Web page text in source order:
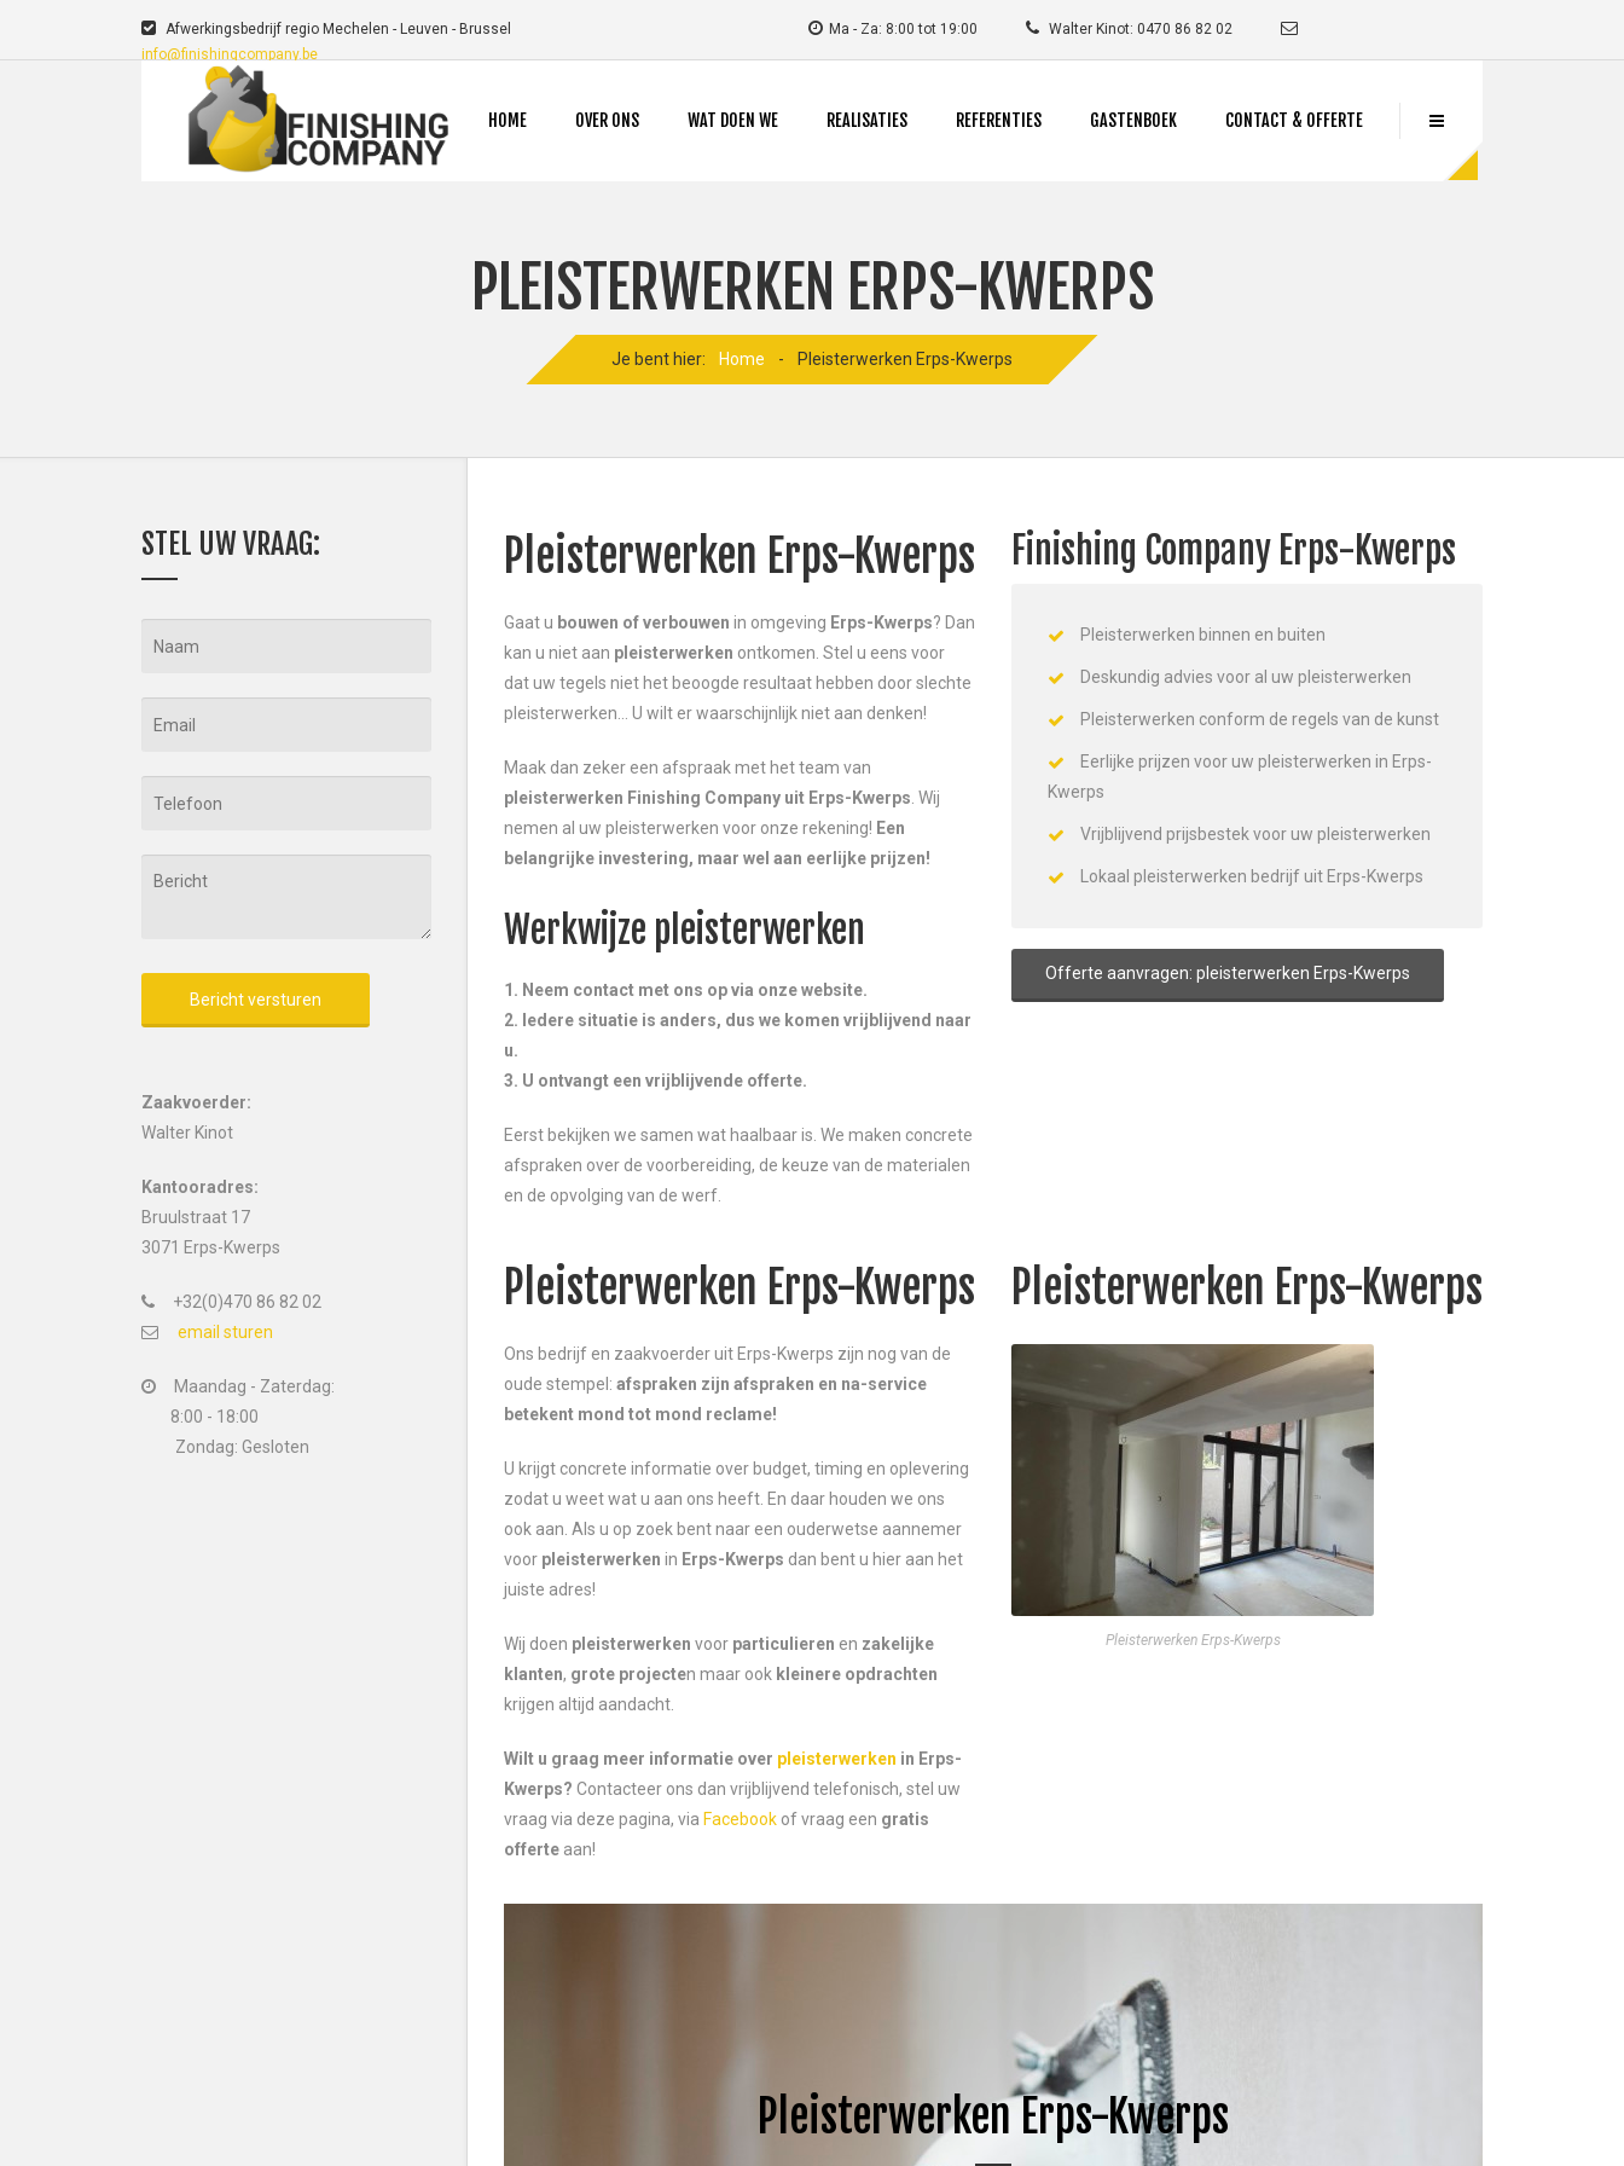
Afwerkingsbedrijf regio Mechelen - Leuven - Brussel Ma - Za: 8:00 tot 19:00
Walter Kinot: 0470 86 82 02
info@finishingcompany.be
HOME OVER ONS WAT DOEN WE REALISATIES REFERENTIES GASTENBOEK CONTACT & OFFERTE
PLEISTERWERKEN ERPS-KWERPS
Je bent hier: Home - Pleisterwerken Erps-Kwerps
Pleisterwerken Erps-Kwerps
Gaat u bouwen of verbouwen in omgeving Erps-Kwerps? Dan
kan u niet aan pleisterwerken ontkomen. Stel u eens voor
dat uw tegels niet het beoogde resultaat hebben door slechte
pleisterwerken… U wilt er waarschijnlijk niet aan denken!
Maak dan zeker een afspraak met het team van
pleisterwerken Finishing Company uit Erps-Kwerps . Wij
nemen al uw pleisterwerken voor onze rekening! Een
belangrijke investering, maar wel aan eerlijke prijzen!
Werkwijze pleisterwerken
1. Neem contact met ons op via onze website.
2. Iedere situatie is anders, dus we komen vrijblijvend naar
u.
3. U ontvangt een vrijblijvende offerte.
Eerst bekijken we samen wat haalbaar is. We maken concrete
afspraken over de voorbereiding, de keuze van de materialen
en de opvolging van de werf.
Finishing Company Erps-Kwerps
Pleisterwerken binnen en buiten
Deskundig advies voor al uw pleisterwerken
Pleisterwerken conform de regels van de kunst
Eerlijke prijzen voor uw pleisterwerken in Erps-
Kwerps
Vrijblijvend prijsbestek voor uw pleisterwerken
Lokaal pleisterwerken bedrijf uit Erps-Kwerps
Offerte aanvragen: pleisterwerken Erps-Kwerps
Pleisterwerken Erps-Kwerps
Ons bedrijf en zaakvoerder uit Erps-Kwerps zijn nog van de
oude stempel: afspraken zijn afspraken en na-service
betekent mond tot mond reclame!
U krijgt concrete informatie over budget, timing en oplevering
zodat u weet wat u aan ons heeft. En daar houden we ons
ook aan. Als u op zoek bent naar een ouderwetse aannemer
voor pleisterwerken in Erps-Kwerps dan bent u hier aan het
juiste adres!
Wij doen pleisterwerken voor particulieren en zakelijke
klanten, grote projecten maar ook kleinere opdrachten
krijgen altijd aandacht.
Wilt u graag meer informatie over pleisterwerken in Erps-
Kwerps? Contacteer ons dan vrijblijvend telefonisch, stel uw
vraag via deze pagina, via Facebook of vraag een gratis
offerte aan!
Pleisterwerken Erps-Kwerps
Pleisterwerken Erps-Kwerps
Pleisterwerken Erps-Kwerps
STEL UW VRAAG:
Zaakvoerder:
Walter Kinot
Kantooradres:
Bruulstraat 17
3071 Erps-Kwerps
+32(0)470 86 82 02
email sturen
Maandag - Zaterdag:
8:00 - 18:00
Zondag: Gesloten